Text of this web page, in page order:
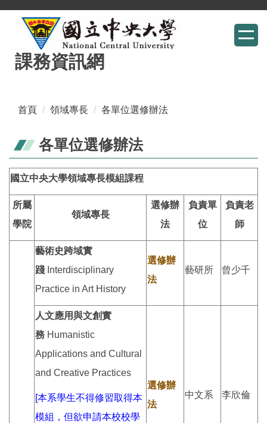
課務資訊網
首頁 領域專長 各單位選修辦法
各單位選修辦法
國立中央大學領域專長模組課程
所屬
學院
領域專長
選修辦
法
負責單
位
負責老
師
藝術史跨域實
踐 Interdisciplinary
Practice in Art History
選修辦
法
藝研所 曾少千
人文應用與文創實
務 Humanistic
Applications and Cultural
and Creative Practices
[本系學生不得修習取得本
模組，但欲申請本校校學
選修辦
法
中文系 李欣倫